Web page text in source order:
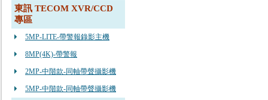
東訊 TECOM XVR/CCD
專區
5MP-LITE-帶警報錄影主機
8MP(4K)-帶警報
2MP-中階款-同軸帶聲攝影機
5MP-中階款-同軸帶聲攝影機